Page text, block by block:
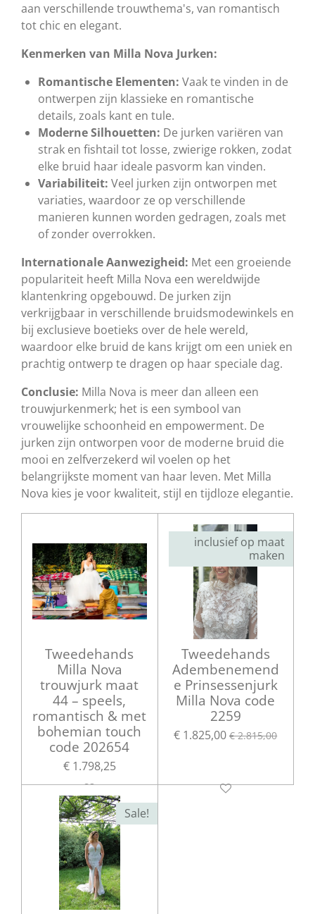
aan verschillende trouwthema's, van romantisch
tot chic en elegant.
Kenmerken van Milla Nova Jurken:
Romantische Elementen: Vaak te vinden in de
ontwerpen zijn klassieke en romantische
details, zoals kant en tule.
Moderne Silhouetten: De jurken variëren van
strak en fishtail tot losse, zwierige rokken, zodat
elke bruid haar ideale pasvorm kan vinden.
Variabiliteit: Veel jurken zijn ontworpen met
variaties, waardoor ze op verschillende
manieren kunnen worden gedragen, zoals met
of zonder overrokken.
Internationale Aanwezigheid: Met een groeiende
populariteit heeft Milla Nova een wereldwijde
klantenkring opgebouwd. De jurken zijn
verkrijgbaar in verschillende bruidsmodewinkels en
bij exclusieve boetieks over de hele wereld,
waardoor elke bruid de kans krijgt om een uniek en
prachtig ontwerp te dragen op haar speciale dag.
Conclusie: Milla Nova is meer dan alleen een
trouwjurkenmerk; het is een symbool van
vrouwelijke schoonheid en empowerment. De
jurken zijn ontworpen voor de moderne bruid die
mooi en zelfverzekerd wil voelen op het
belangrijkste moment van haar leven. Met Milla
Nova kies je voor kwaliteit, stijl en tijdloze elegantie.
Tweedehands
Milla Nova
trouwjurk maat
44 – speels,
romantisch & met
bohemian touch
code 202654
€ 1.798,25
inclusief op maat
maken
Tweedehands
Adembenemend
e Prinsessenjurk
Milla Nova code
2259
€ 1.825,00 € 2.815,00
Sale!